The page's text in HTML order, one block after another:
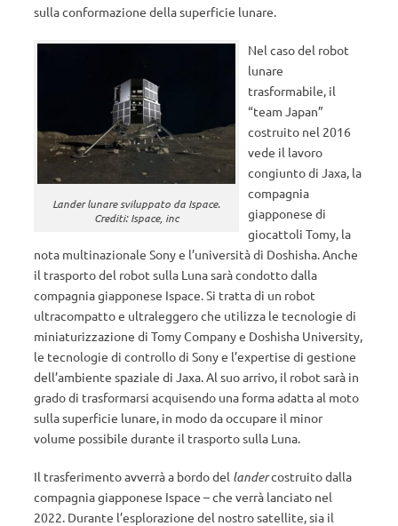
sulla conformazione della superficie lunare.
Lander lunare sviluppato da Ispace.
Crediti: Ispace, inc
Nel caso del robot
lunare
trasformabile, il
“team Japan”
costruito nel 2016
vede il lavoro
congiunto di Jaxa, la
compagnia
giapponese di
giocattoli Tomy, la
nota multinazionale Sony e l’università di Doshisha. Anche
il trasporto del robot sulla Luna sarà condotto dalla
compagnia giapponese Ispace. Si tratta di un robot
ultracompatto e ultraleggero che utilizza le tecnologie di
miniaturizzazione di Tomy Company e Doshisha University,
le tecnologie di controllo di Sony e l’expertise di gestione
dell’ambiente spaziale di Jaxa. Al suo arrivo, il robot sarà in
grado di trasformarsi acquisendo una forma adatta al moto
sulla superficie lunare, in modo da occupare il minor
volume possibile durante il trasporto sulla Luna.
Il trasferimento avverrà a bordo del landercostruito dalla
compagnia giapponese Ispace – che verrà lanciato nel
2022. Durante l’esplorazione del nostro satellite, sia il